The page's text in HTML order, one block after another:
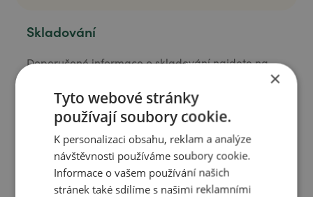
Skladování
Doporučené informace o skladování najdete na
Více informací o skladování
Nahlédněte
do našeho Herbáře
×
Tyto webové stránky
používají soubory cookie.
K personalizaci obsahu, reklam a analýze
návštěvnosti používáme soubory cookie.
Informace o vašem používání našich
stránek také sdílíme s našimi reklamními